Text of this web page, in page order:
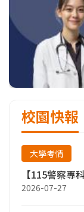
校園快報
大學考情
【115警察專
2026-07-27